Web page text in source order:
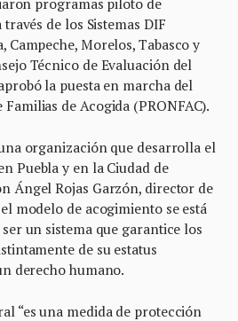
de los Sistemas DIF
Campeche, Morelos, Tabasco y
Técnico de Evaluación del
la puesta en marcha del
de Acogida (PRONFAC).
organización que desarrolla el
Puebla y en la Ciudad de
Ángel Rojas Garzón, director de
modelo de acogimiento se está
un sistema que garantice los
de su estatus
derecho humano.
“es una medida de protección